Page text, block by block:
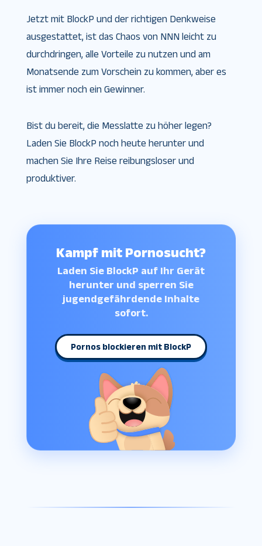
Jetzt mit BlockP und der richtigen Denkweise
ausgestattet, ist das Chaos von NNN leicht zu
durchdringen, alle Vorteile zu nutzen und am
Monatsende zum Vorschein zu kommen, aber es
ist immer noch ein Gewinner.
Bist du bereit, die Messlatte zu höher legen?
Laden Sie BlockP noch heute herunter und
machen Sie Ihre Reise reibungsloser und
produktiver.
Kampf mit Pornosucht?
Laden Sie BlockP auf Ihr Gerät
herunter und sperren Sie
jugendgefährdende Inhalte
sofort.
Pornos blockieren mit BlockP